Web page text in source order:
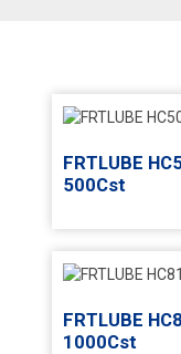
FRTLUBE
500Cst
FRTLUBE
1000Cst